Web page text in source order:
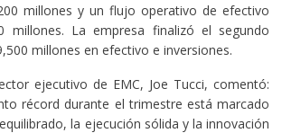
millones y un flujo operativo de efectivo
millones. La empresa finalizó el segundo
millones en efectivo e inversiones.
ejecutivo de EMC, Joe Tucci, comentó:
récord durante el trimestre está marcado
la ejecución sólida y la innovación